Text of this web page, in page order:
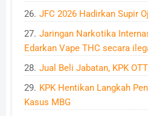
JFC 2026 Hadirkan Supir
Jaringan Narkotika
Edarkan Vape THC secara
Jual Beli Jabatan, KPK
KPK Hentikan Langkah
Kasus MBG